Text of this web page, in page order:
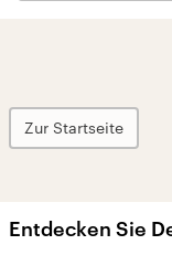
Zur Startseite
Entdecken Sie